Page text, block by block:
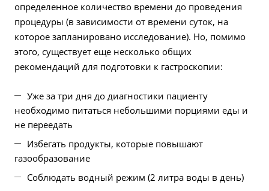
определенное количество времени до проведения
процедуры (в зависимости от времени суток, на
которое запланировано исследование). Но, помимо
этого, существует еще несколько общих
рекомендаций для подготовки к гастроскопии:
Уже за три дня до диагностики пациенту
необходимо питаться небольшими порциями еды и
не переедать
Избегать продукты, которые повышают
газообразование
Соблюдать водный режим (2 литра воды в день)